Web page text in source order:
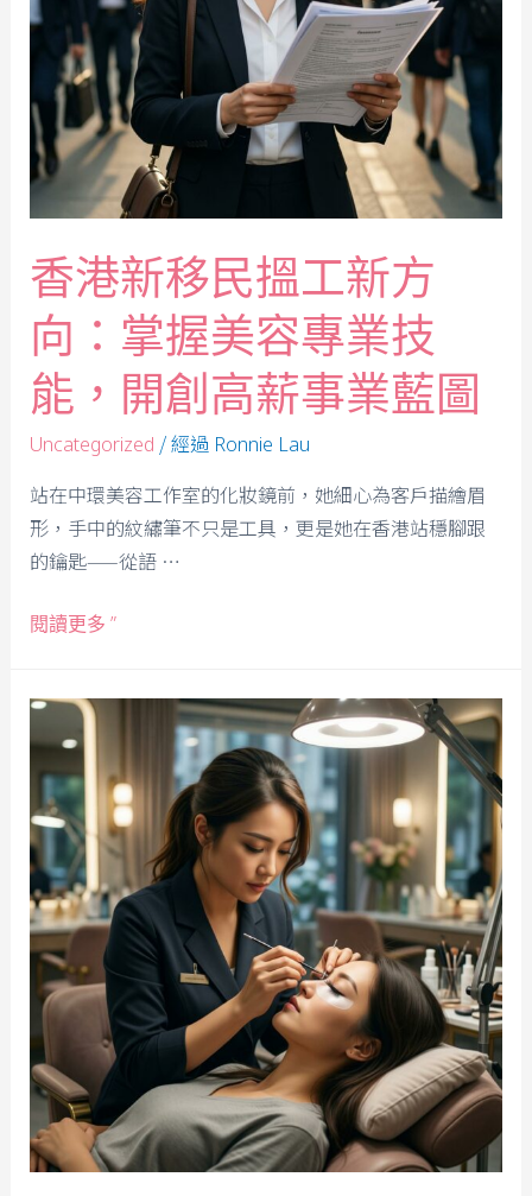
香港新移民搵工新方
向：掌握美容專業技
能，開創高薪事業藍圖
Uncategorized / 經過 Ronnie Lau
站在中環美容工作室的化妝鏡前，她細心為客戶描繪眉
形，手中的紋繡筆不只是工具，更是她在香港站穩腳跟
的鑰匙——從語 …
閱讀更多 ”